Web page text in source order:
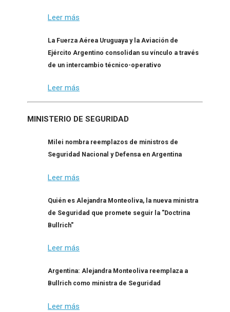
Leer más
La Fuerza Aérea Uruguaya y la Aviación de
Ejército Argentino consolidan su vínculo a través
de un intercambio técnico-operativo
Leer más
MINISTERIO DE SEGURIDAD
Milei nombra reemplazos de ministros de
Seguridad Nacional y Defensa en Argentina
Leer más
Quién es Alejandra Monteoliva, la nueva ministra
de Seguridad que promete seguir la "Doctrina
Bullrich"
Leer más
Argentina: Alejandra Monteoliva reemplaza a
Bullrich como ministra de Seguridad
Leer más